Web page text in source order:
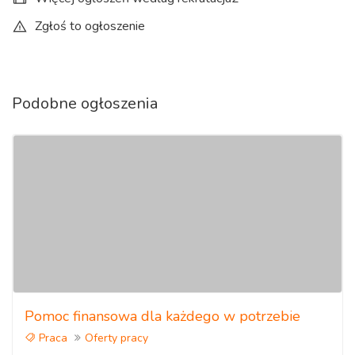
Zgłoś to ogłoszenie
Podobne ogłoszenia
Pomoc finansowa dla każdego w potrzebie
Praca Oferty pracy